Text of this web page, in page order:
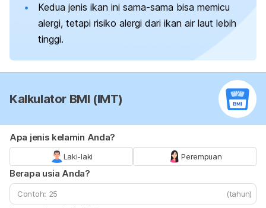
Kedua jenis ikan ini sama-sama bisa memicu
alergi, tetapi risiko alergi dari ikan air laut lebih
tinggi.
Kalkulator BMI (IMT)
Apa jenis kelamin Anda?
Laki-laki Perempuan
Berapa usia Anda?
(tahun)